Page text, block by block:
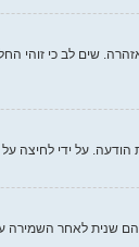
על ידי לחיצה על
שנית לאחר השמירה